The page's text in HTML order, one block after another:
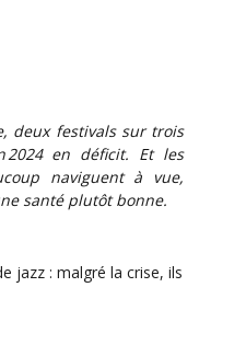
deux festivals sur trois
2024 en déficit. Et les
naviguent à vue,
santé plutôt bonne.
jazz : malgré la crise, ils